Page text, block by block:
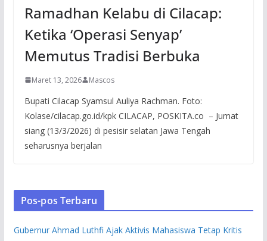
Ramadhan Kelabu di Cilacap:
Ketika ‘Operasi Senyap’
Memutus Tradisi Berbuka
Maret 13, 2026 Mascos
Bupati Cilacap Syamsul Auliya Rachman. Foto:
Kolase/cilacap.go.id/kpk CILACAP, POSKITA.co – Jumat
siang (13/3/2026) di pesisir selatan Jawa Tengah
seharusnya berjalan
Pos-pos Terbaru
Gubernur Ahmad Luthfi Ajak Aktivis Mahasiswa Tetap Kritis